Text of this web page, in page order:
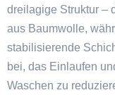
dreilagige Struktur –
aus Baumwolle,
stabilisierende
bei, das Einlaufen
Waschen zu